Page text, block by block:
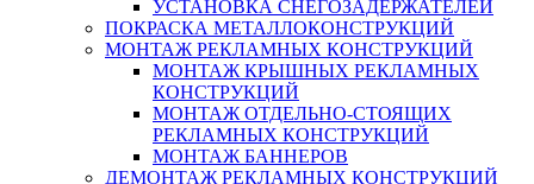
УСТАНОВКА СНЕГОЗАДЕРЖАТЕЛЕЙ
ПОКРАСКА МЕТАЛЛОКОНСТРУКЦИЙ
МОНТАЖ РЕКЛАМНЫХ КОНСТРУКЦИЙ
МОНТАЖ КРЫШНЫХ РЕКЛАМНЫХ
КОНСТРУКЦИЙ
МОНТАЖ ОТДЕЛЬНО-СТОЯЩИХ
РЕКЛАМНЫХ КОНСТРУКЦИЙ
МОНТАЖ БАННЕРОВ
ДЕМОНТАЖ РЕКЛАМНЫХ КОНСТРУКЦИЙ